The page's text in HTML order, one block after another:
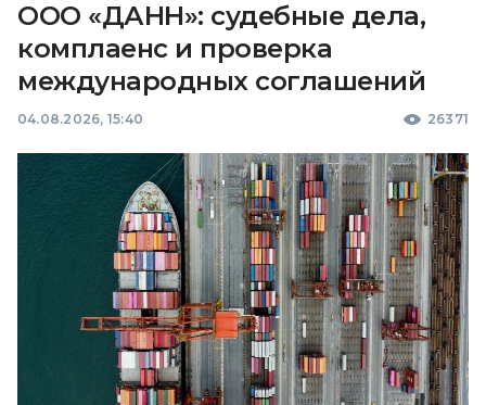
ООО «ДАНН»: судебные дела,
комплаенс и проверка
международных соглашений
04.08.2026, 15:40 26371